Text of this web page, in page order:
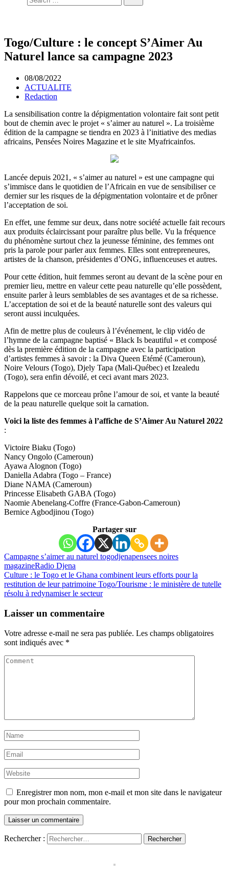
Togo/Culture : le concept S’Aimer Au
Naturel lance sa campagne 2023
08/08/2022
ACTUALITE
Redaction
La sensibilisation contre la dépigmentation volontaire fait sont petit
bout de chemin avec le projet « s’aimer au naturel ». La troisième
édition de la campagne se tiendra en 2023 à l’initiative des medias
africains, Pensées Noires Magazine et le site Myafricainfos.
Lancée depuis 2021, « s’aimer au naturel » est une campagne qui
s’immisce dans le quotidien de l’Africain en vue de sensibiliser ce
dernier sur les risques de la dépigmentation volontaire et de prôner
l’acceptation de soi.
En effet, une femme sur deux, dans notre société actuelle fait recours
aux produits éclaircissant pour paraître plus belle. Vu la fréquence
du phénomène surtout chez la jeunesse féminine, des femmes ont
pris la parole pour parler aux femmes. Elles sont entrepreneures,
artistes de la chanson, présidentes d’ONG, influenceuses et autres.
Pour cette édition, huit femmes seront au devant de la scène pour en
premier lieu, mettre en valeur cette peau naturelle qu’elle possèdent,
ensuite parler à leurs semblables de ses avantages et de sa richesse.
L’acceptation de soi et de la beauté naturelle sont des valeurs qui
seront aussi inculquées.
Afin de mettre plus de couleurs à l’événement, le clip vidéo de
l’hymne de la campagne baptisé « Black Is beautiful » et composé
dès la première édition de la campagne avec la participation
d’artistes femmes à savoir : la Diva Queen Etémé (Cameroun),
Noire Velours (Togo), Djely Tapa (Mali-Québec) et Izealedu
(Togo), sera enfin dévoilé, et ceci avant mars 2023.
Rappelons que ce morceau prône l’amour de soi, et vante la beauté
de la peau naturelle quelque soit la carnation.
Voici la liste des femmes à l’affiche de S’Aimer Au Naturel 2022
:
Victoire Biaku (Togo)
Nancy Ongolo (Cameroun)
Ayawa Alognon (Togo)
Daniella Adabra (Togo – France)
Diane NAMA (Cameroun)
Princesse Elisabeth GABA (Togo)
Naomie Abenelang-Coffre (France-Gabon-Cameroun)
Bernice Agbodjinou (Togo)
Partager sur
Campagne s’aimer au naturel togodjenapensees noires
magazineRadio Djena
Culture : le Togo et le Ghana combinent leurs efforts pour la
restitution de leur patrimoine Togo/Tourisme : le ministère de tutelle
résolu à redynamiser le secteur
Laisser un commentaire
Votre adresse e-mail ne sera pas publiée. Les champs obligatoires
sont indiqués avec *
Enregistrer mon nom, mon e-mail et mon site dans le navigateur
pour mon prochain commentaire.
Rechercher :